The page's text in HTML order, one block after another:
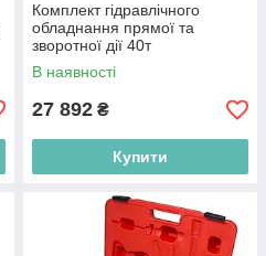
Комплект гідравлічного
обладнання прямої та
зворотної дії 40т
В наявності
27 892 ₴
Купити